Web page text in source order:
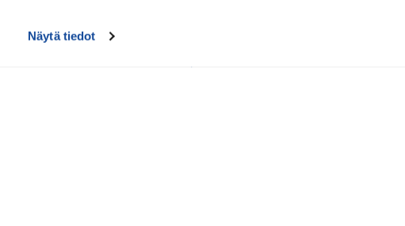
Näytä tiedot
Rauniopelastus